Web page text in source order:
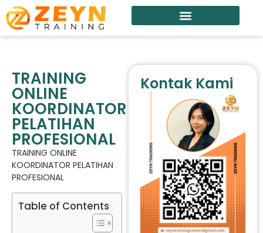
TRAINING
ONLINE
KOORDINATOR
PELATIHAN
PROFESIONAL
TRAINING ONLINE
KOORDINATOR PELATIHAN
PROFESIONAL
Table of Contents
Kontak Kami